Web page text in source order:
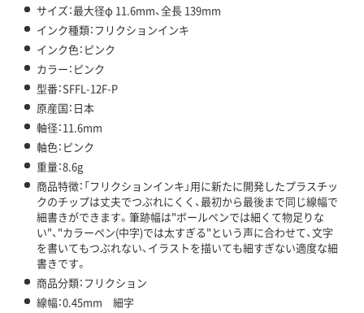
サイズ：最大径φ 11.6mm、全長 139mm
インク種類：フリクションインキ
インク色：ピンク
カラー：ピンク
型番：SFFL-12F-P
原産国：日本
軸径：11.6mm
軸色：ピンク
重量：8.6g
商品特徴：「フリクションインキ」用に新たに開発したプラスチッ
クのチップは丈夫でつぶれにくく、最初から最後まで同じ線幅で
細書きができます。筆跡幅は"ボールペンでは細くて物足りな
い"、"カラーペン(中字)では太すぎる"という声に合わせて、文字
を書いてもつぶれない、イラストを描いても細すぎない適度な細
書きです。
商品分類：フリクション
線幅：0.45mm 細字